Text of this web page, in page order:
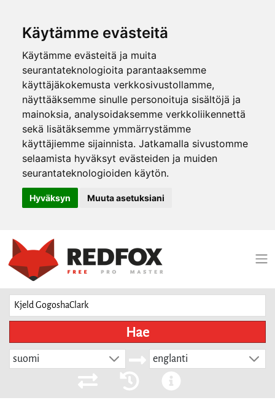
Käytämme evästeitä
Käytämme evästeitä ja muita
seurantateknologioita parantaaksemme
käyttäjäkokemusta verkkosivustollamme,
näyttääksemme sinulle personoituja sisältöjä ja
mainoksia, analysoidaksemme verkkoliikennettä
sekä lisätäksemme ymmärrystämme
käyttäjiemme sijainnista. Jatkamalla sivustomme
selaamista hyväksyt evästeiden ja muiden
seurantateknologioiden käytön.
Hyväksyn Muuta asetuksiani
Hae
suomi englanti